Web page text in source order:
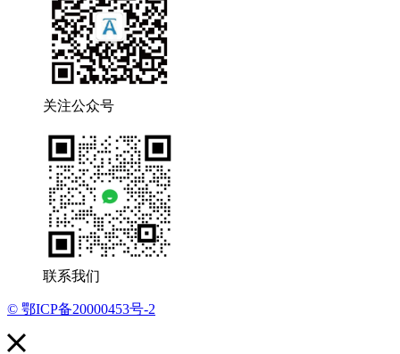
关注公众号
联系我们
© 鄂ICP备20000453号-2